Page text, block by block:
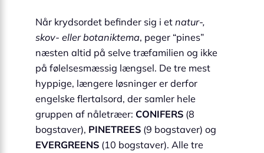
Når krydsordet befinder sig i et natur-,
skov- eller botaniktema, peger “pines”
næsten altid på selve træfamilien og ikke
på følelsesmæssig længsel. De tre mest
hyppige, længere løsninger er derfor
engelske flertalsord, der samler hele
gruppen af nåletræer: CONIFERS (8
bogstaver), PINETREES (9 bogstaver) og
EVERGREENS (10 bogstaver). Alle tre